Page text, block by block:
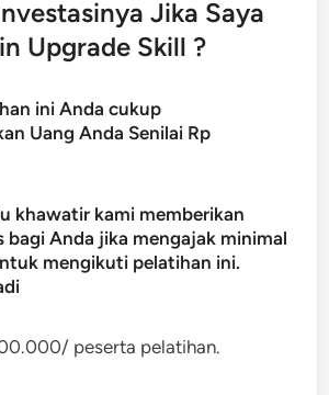
Jika Saya
Upgrade Skill ?
ini Anda cukup
Uang Anda Senilai Rp
khawatir kami memberikan
bagi Anda jika mengajak minimal
mengikuti pelatihan ini.
peserta pelatihan.